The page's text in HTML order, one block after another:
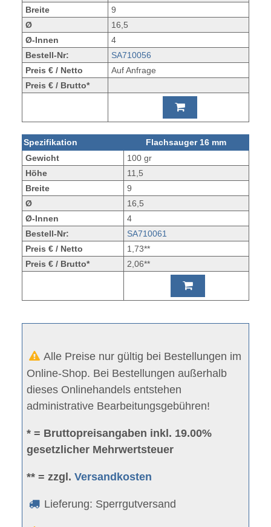
Breite
9
Ø
16,5
Ø-Innen
4
Bestell-Nr:
SA710056
Preis € / Netto
Auf Anfrage
Preis € / Brutto*
Spezifikation
Flachsauger 16 mm
Gewicht
100 gr
Höhe
11,5
Breite
9
Ø
16,5
Ø-Innen
4
Bestell-Nr:
SA710061
Preis € / Netto
1,73**
Preis € / Brutto*
2,06**
Alle Preise nur gültig bei Bestellungen im
Online-Shop. Bei Bestellungen außerhalb
dieses Onlinehandels entstehen
administrative Bearbeitungsgebühren!
* = Bruttopreisangaben inkl. 19.00%
gesetzlicher Mehrwertsteuer
** = zzgl.Versandkosten
Lieferung: Sperrgutversand